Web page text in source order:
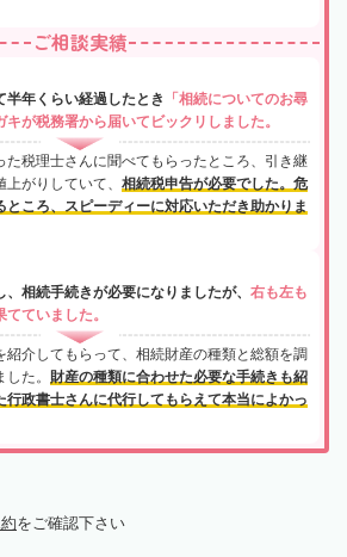
ご相談実績
半年くらい経過したとき
「相続についてのお尋
キが税務署から届いてビックリしました。
た税理士さんに聞べてもらったところ、引き継
がりしていて、 相続税申告が必要でした。危
ところ、スピーディーに対応いただき助かりま
、相続手続きが必要になりましたが、 右も左も
ていました。
紹介してもらって、相続財産の種類と総額を調
た。 財産の種類に合わせた必要な手続きも紹
行政書士さんに代行してもらえて本当によかっ
をご確認下さい